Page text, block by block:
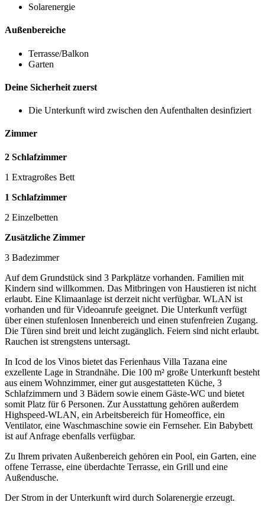
Solarenergie
Außenbereiche
Terrasse/Balkon
Garten
Deine Sicherheit zuerst
Die Unterkunft wird zwischen den Aufenthalten desinfiziert
Zimmer
2 Schlafzimmer
1 Extragroßes Bett
1 Schlafzimmer
2 Einzelbetten
Zusätzliche Zimmer
3 Badezimmer
Auf dem Grundstück sind 3 Parkplätze vorhanden. Familien mit
Kindern sind willkommen. Das Mitbringen von Haustieren ist nicht
erlaubt. Eine Klimaanlage ist derzeit nicht verfügbar. WLAN ist
vorhanden und für Videoanrufe geeignet. Die Unterkunft verfügt
über einen stufenlosen Innenbereich und einen stufenfreien Zugang.
Die Türen sind breit und leicht zugänglich. Feiern sind nicht erlaubt.
Rauchen ist strengstens untersagt.
In Icod de los Vinos bietet das Ferienhaus Villa Tazana eine
exzellente Lage in Strandnähe. Die 100 m² große Unterkunft besteht
aus einem Wohnzimmer, einer gut ausgestatteten Küche, 3
Schlafzimmern und 3 Bädern sowie einem Gäste-WC und bietet
somit Platz für 6 Personen. Zur Ausstattung gehören außerdem
Highspeed-WLAN, ein Arbeitsbereich für Homeoffice, ein
Ventilator, eine Waschmaschine sowie ein Fernseher. Ein Babybett
ist auf Anfrage ebenfalls verfügbar.
Zu Ihrem privaten Außenbereich gehören ein Pool, ein Garten, eine
offene Terrasse, eine überdachte Terrasse, ein Grill und eine
Außendusche.
Der Strom in der Unterkunft wird durch Solarenergie erzeugt.